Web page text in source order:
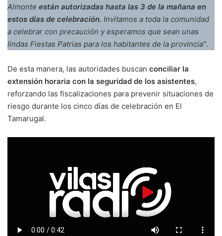
Almonte están autorizadas hasta las 3 de la mañana en
estos días de celebración. Invitamos a toda la comunidad
a celebrar con precaución y esperamos que sean unas
lindas Fiestas Patrias para los habitantes de la provincia”.
De esta manera, las autoridades buscan conciliar la
extensión horaria con la seguridad de los asistentes,
reforzando las fiscalizaciones para prevenir situaciones de
riesgo durante los cinco días de celebración en El
Tamarugal.